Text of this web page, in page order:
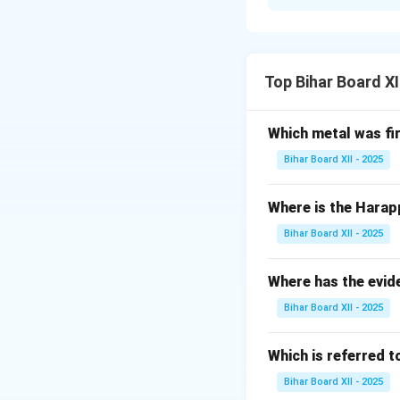
आर्थिक समृद्धि:
राज्य को
खनिज
सैन्य शक्ति:मगध
शक्तिशाली
का नेतृत्व मिला,
Top Bihar Board
Which metal was
Bihar Board XII - 2025
Where is the
Bihar Board XII - 2025
Where has the
Bihar Board XII - 2025
Which is referred
Bihar Board XII - 2025